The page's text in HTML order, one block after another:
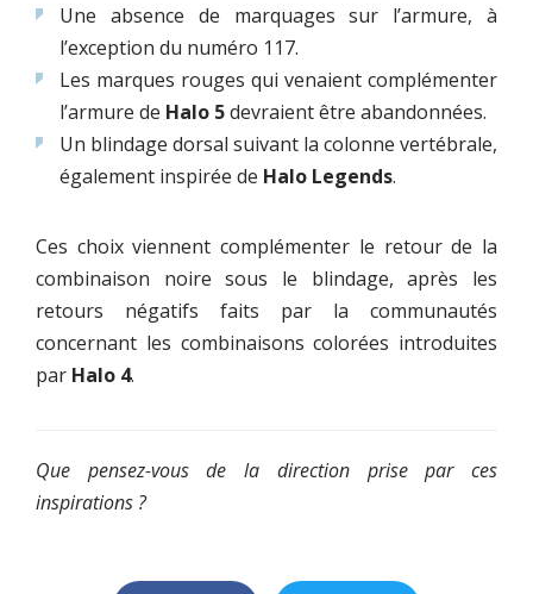
Une absence de marquages sur l’armure, à
l’exception du numéro 117.
Les marques rouges qui venaient complémenter
l’armure de Halo 5devraient être abandonnées.
Un blindage dorsal suivant la colonne vertébrale,
également inspirée de Halo Legends.
Ces choix viennent complémenter le retour de la
combinaison noire sous le blindage, après les
retours négatifs faits par la communautés
concernant les combinaisons colorées introduites
par Halo 4.
Que pensez-vous de la direction prise par ces
inspirations ?